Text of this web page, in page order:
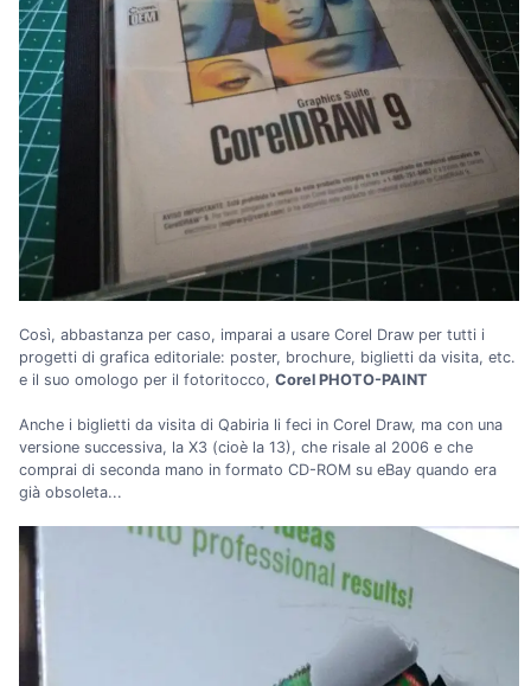
Così, abbastanza per caso, imparai a usare Corel Draw per tutti i
progetti di grafica editoriale: poster, brochure, biglietti da visita, etc.
e il suo omologo per il fotoritocco, Corel PHOTO-PAINT
Anche i biglietti da visita di Qabiria li feci in Corel Draw, ma con una
versione successiva, la X3 (cioè la 13), che risale al 2006 e che
comprai di seconda mano in formato CD-ROM su eBay quando era
già obsoleta...